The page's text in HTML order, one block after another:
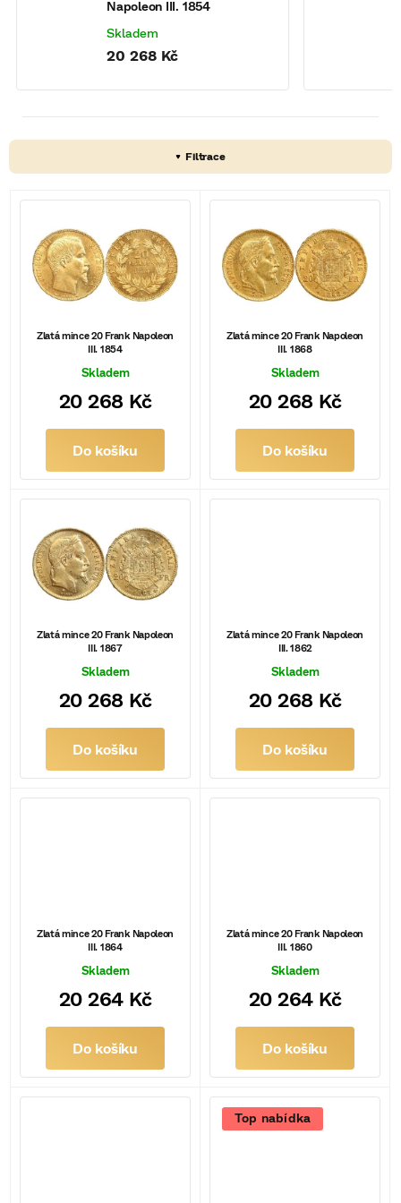
Napoleon III. 1854
Skladem
20 268 Kč
V
u
Zlatá mince 20 Frank Napoleon
III. 1854
Skladem
20 268 Kč
Do košíku
Zlatá mince 20 Frank Napoleon
III. 1868
Skladem
20 268 Kč
Do košíku
Zlatá mince 20 Frank Napoleon
III. 1867
Skladem
20 268 Kč
Do košíku
Zlatá mince 20 Frank Napoleon
III. 1862
Skladem
20 268 Kč
Do košíku
Zlatá mince 20 Frank Napoleon
III. 1864
Skladem
20 264 Kč
Do košíku
Zlatá mince 20 Frank Napoleon
III. 1860
Skladem
20 264 Kč
Do košíku
Top nabídka